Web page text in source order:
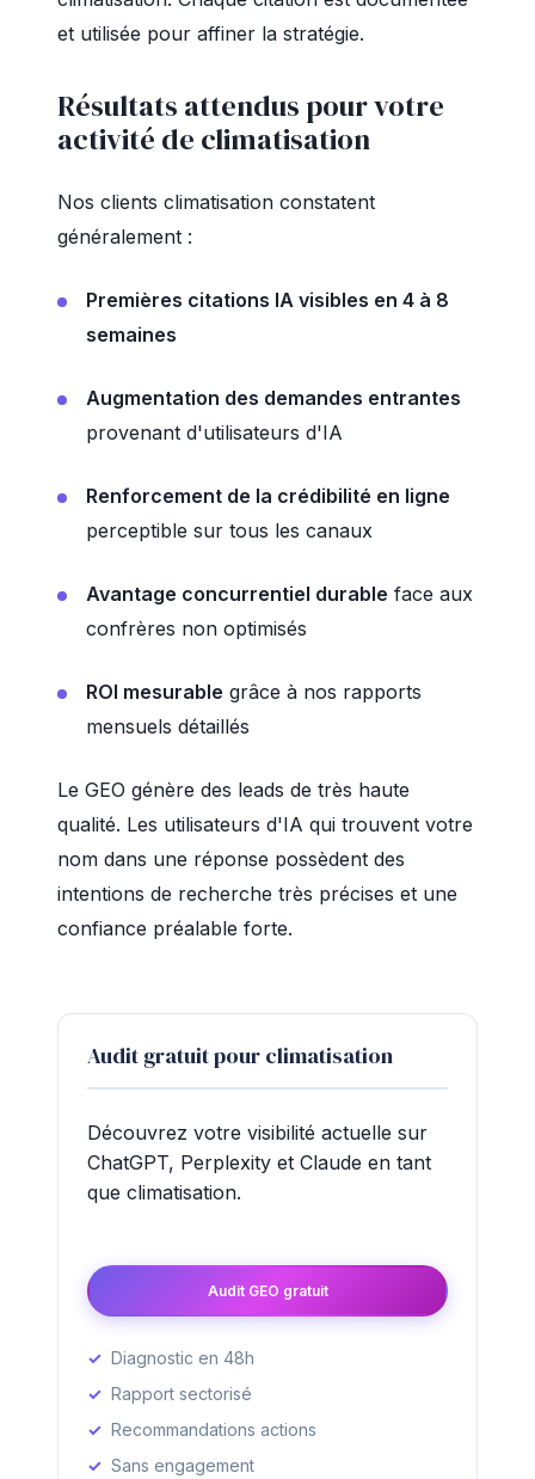
et utilisée pour affiner la stratégie.
Résultats attendus pour votre
activité de climatisation
Nos clients climatisation constatent
généralement :
Premières citations IA visibles en 4 à 8
semaines
Augmentation des demandes entrantes
provenant d'utilisateurs d'IA
Renforcement de la crédibilité en ligne
perceptible sur tous les canaux
Avantage concurrentiel durable face aux
confrères non optimisés
ROI mesurable grâce à nos rapports
mensuels détaillés
Le GEO génère des leads de très haute
qualité. Les utilisateurs d'IA qui trouvent votre
nom dans une réponse possèdent des
intentions de recherche très précises et une
confiance préalable forte.
Audit gratuit pour climatisation
Découvrez votre visibilité actuelle sur
ChatGPT, Perplexity et Claude en tant
que climatisation.
Audit GEO gratuit
Diagnostic en 48h
Rapport sectorisé
Recommandations actions
Sans engagement